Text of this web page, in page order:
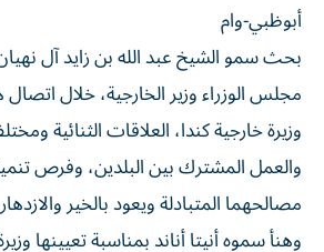
أبوظبي-وام
بحث سمو الشيخ عبد الله بن زايد آل
مجلس الوزراء وزير الخارجية، خلال اتصال
وزيرة خارجية كندا، العلاقات الثنائية
والعمل المشترك بين البلدين، وفرص
مصالحهما المتبادلة ويعود بالخير
وهنأ سموه أنيتا أناند بمناسبة تعيينها